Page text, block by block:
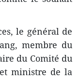
le général de
membre du
du Comité du
ministre de la